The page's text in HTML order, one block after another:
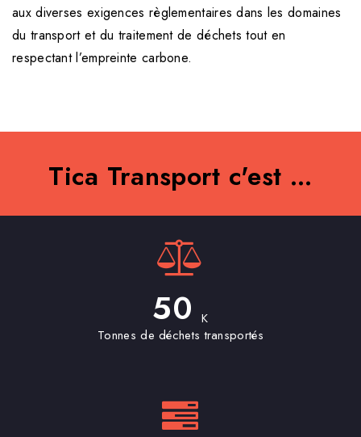
aux diverses exigences règlementaires dans les domaines
du transport et du traitement de déchets tout en
respectant l’empreinte carbone.
Tica Transport c'est ...
50K
Tonnes de déchets transportés